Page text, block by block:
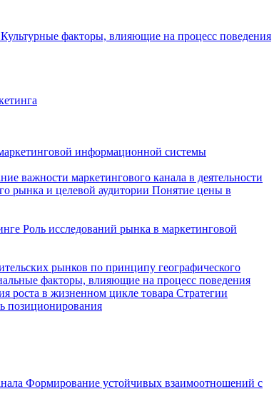
Культурные факторы, влияющие на процесс поведения
информационной системы
важности маркетингового канала в деятельности
рынка и целевой аудитории Понятие цены в
Роль исследований рынка в маркетинговой
рынков по принципу географического
факторы, влияющие на процесс поведения
роста в жизненном цикле товара Стратегии
позиционирования
Формирование устойчивых взаимоотношений с